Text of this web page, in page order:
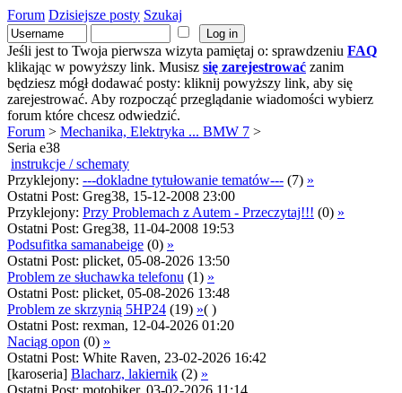
Forum Dzisiejsze posty Szukaj
Jeśli jest to Twoja pierwsza wizyta pamiętaj o: sprawdzeniu FAQ
klikając w powyższy link. Musisz się zarejestrować zanim
będziesz mógł dodawać posty: kliknij powyższy link, aby się
zarejestrować. Aby rozpocząć przeglądanie wiadomości wybierz
forum które chcesz odwiedzić.
Forum > Mechanika, Elektryka ... BMW 7 >
Seria e38
instrukcje / schematy
Przyklejony: ---dokladne tytułowanie tematów--- (7) »
Ostatni Post: Greg38, 15-12-2008 23:00
Przyklejony: Przy Problemach z Autem - Przeczytaj!!! (0) »
Ostatni Post: Greg38, 11-04-2008 19:53
Podsufitka samanabeige (0) »
Ostatni Post: plicket, 05-08-2026 13:50
Problem ze słuchawka telefonu (1) »
Ostatni Post: plicket, 05-08-2026 13:48
Problem ze skrzynią 5HP24 (19) »( )
Ostatni Post: rexman, 12-04-2026 01:20
Naciąg opon (0) »
Ostatni Post: White Raven, 23-02-2026 16:42
[karoseria] Blacharz, lakiernik (2) »
Ostatni Post: motobiker, 03-02-2026 11:14